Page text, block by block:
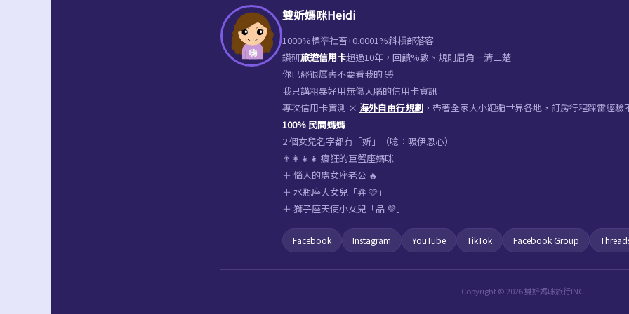
雙妡媽咪Heidi
1000%標準社畜+0.0001%斜槓部落客
鑽研旅遊信用卡超過10年，回饋%數、規則眉角一清二楚
你已經很厲害不要看我的 🤣
我只講粗暴好用無傷大腦的信用卡資訊
專攻信用卡實測 × 海外自由行規劃 ，帶著全家大小跑遍世界各地，訂房行程踩雷經驗
100% 民間媽媽
2 個女兒名字都有「妡」（唸：吸伊恩心）
👨‍👩‍👧‍👧 瘋狂的巨蟹座媽咪
＋ 惱人的處女座老公 🔥
＋ 水瓶座大女兒「弈 🩷」
＋ 獅子座天使小女兒「品 💜」
Facebook Instagram YouTube TikTok Facebook Group
Copyright © 2026 雙妡媽咪旅行ING